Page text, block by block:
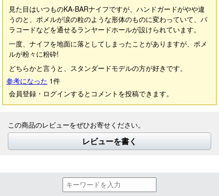
見た目はいつものKA-BARナイフですが、ハンドガードがやや違
うのと、ポメルが涙の粒のような形体のものに変わっていて、パ
ラコードなどを通せるランヤードホールが設けられています。
一度、ナイフを地面に落としてしまったことがありますが、ポメ
ルが粉々に粉砕!
どちらかと言うと、スタンダードモデルの方が好きです。
参考になった 1件
会員登録・ログインするとコメントを投稿できます。
この商品のレビューをぜひお寄せください。
レビューを書く